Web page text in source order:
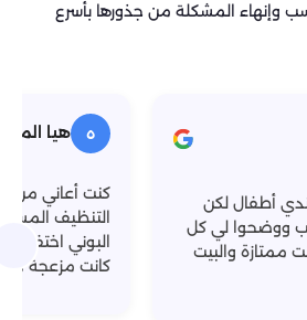
وإنهاء المشكلة من جذورها بأسرع
أطفال لكن
ووضحوا لي كل
ممتازة والبيت
هيا
كنت أعاني من
التنظيف
البوني اختفت
كانت مزعجة مثل